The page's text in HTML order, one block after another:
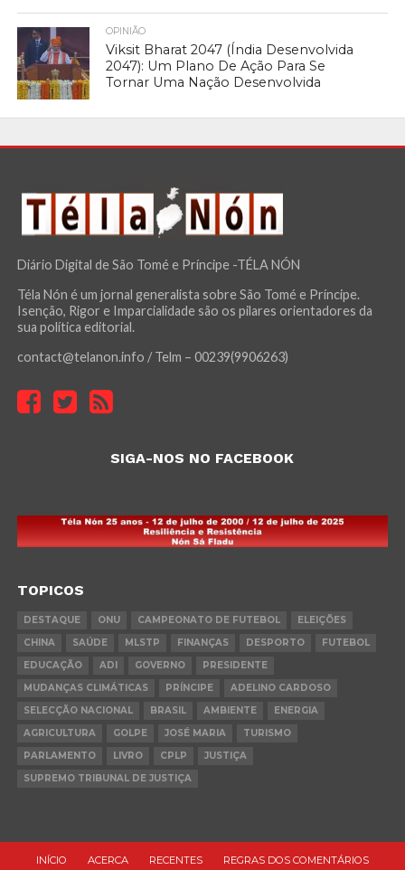
OPINIÃO
Viksit Bharat 2047 (Índia Desenvolvida
2047): Um Plano De Ação Para Se
Tornar Uma Nação Desenvolvida
Diário Digital de São Tomé e Príncipe -TÉLA NÓN
Téla Nón é um jornal generalista sobre São Tomé e Príncipe.
Isenção, Rigor e Imparcialidade são os pilares orientadores da
sua política editorial.
contact@telanon.info / Telm – 00239(9906263)
SIGA-NOS NO FACEBOOK
TOPICOS
DESTAQUE ONU CAMPEONATO DE FUTEBOL
ELEIÇÕES
CHINA
SAÚDE MLSTP FINANÇAS DESPORTO
FUTEBOL
EDUCAÇÃO
ADI GOVERNO
PRESIDENTE
MUDANÇAS CLIMÁTICAS
PRÍNCIPE
ADELINO CARDOSO
SELECÇÃO NACIONAL
BRASIL AMBIENTE
ENERGIA
AGRICULTURA
GOLPE JOSÉ MARIA
TURISMO
PARLAMENTO
LIVRO CPLP
JUSTIÇA
SUPREMO TRIBUNAL DE JUSTIÇA
INÍCIO ACERCA RECENTES REGRAS DOS COMENTÁRIOS